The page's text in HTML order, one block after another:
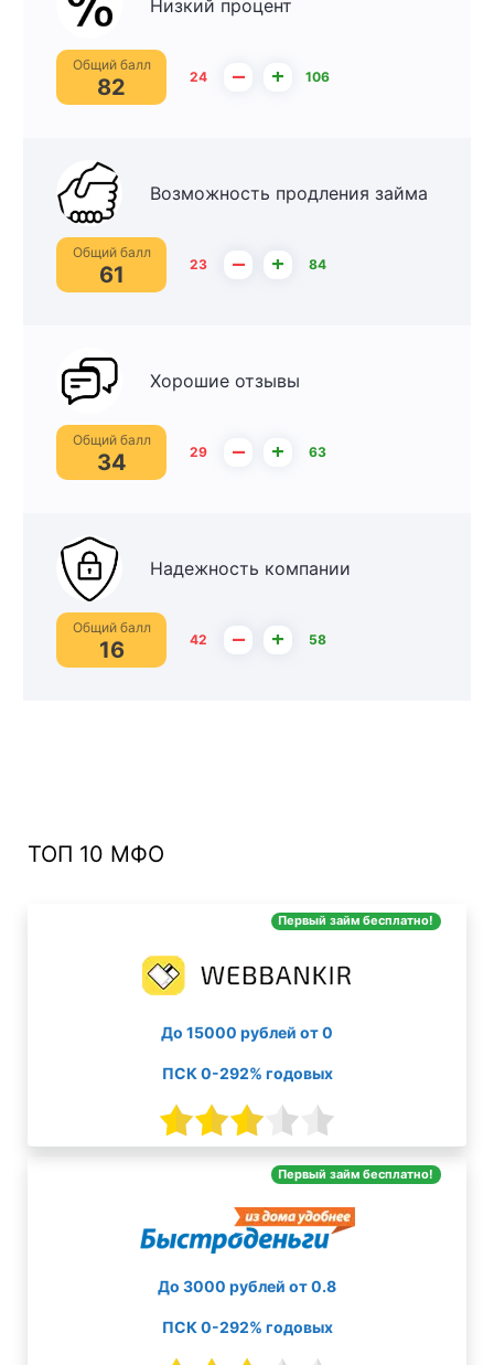
Низкий процент
Общий балл
82 24 – + 106
Возможность продления займа
Общий балл
61 23 – + 84
Хорошие отзывы
Общий балл
34 29 – + 63
Надежность компании
Общий балл
16 42 – + 58
ТОП 10 МФО
Первый займ бесплатно!
До 15000 рублей от 0
ПСК 0-292% годовых
Первый займ бесплатно!
До 3000 рублей от 0.8
ПСК 0-292% годовых